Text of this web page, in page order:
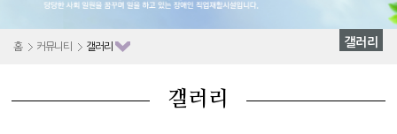
홈 커뮤니티 갤러리
갤러리
갤러리